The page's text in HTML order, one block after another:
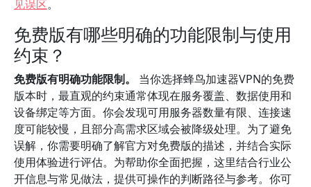
见误区。
免费版有哪些明确的功能限制与使用
约束？
免费版有明确功能限制。
当你选择蜂鸟加速器VPN的免费
版本时，最直观的约束通常体现在服务覆盖、数据使用和
设备绑定等方面。你会发现可用服务器数量有限、连接速
度可能较慢，且部分高需求区域会被降级处理。为了避免
误解，你需要明确了解官方对免费版的描述，并结合实际
使用体验进行评估。为帮助你全面把握，这里结合行业公
开信息与常见做法，提供可操作的判断路径与参考。你可